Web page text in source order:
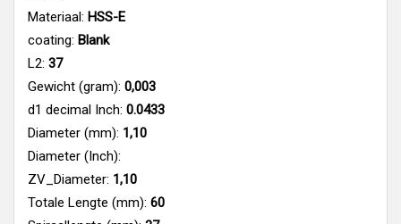
Materiaal: HSS-E
coating: Blank
L2: 37
Gewicht (gram): 0,003
d1 decimal Inch: 0.0433
Diameter (mm): 1,10
Diameter (Inch):
ZV_Diameter: 1,10
Totale Lengte (mm): 60